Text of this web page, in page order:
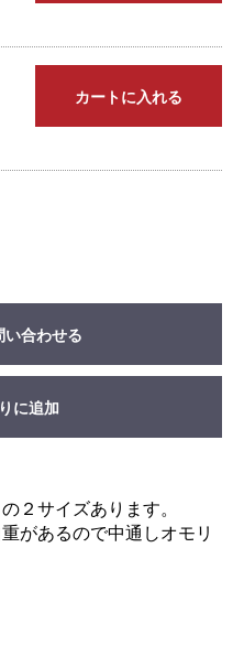
カートに入れる
い合わせる
に追加
２サイズあります。
があるので中通しオモリ